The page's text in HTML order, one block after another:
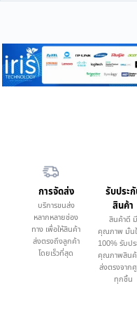
การจัดส่ง
บริการขนส่ง
หลากหลายช่อง
ทาง เพื่อให้สินค้า
ส่งตรงถึงลูกค้า
โดยเร็วที่สุด
รับประ
สินค้า
สินค้าดี มี
คุณภาพ มั่น
100% รับป
คุณภาพสินค้
ส่งตรงจาก
ทุกชิ้น